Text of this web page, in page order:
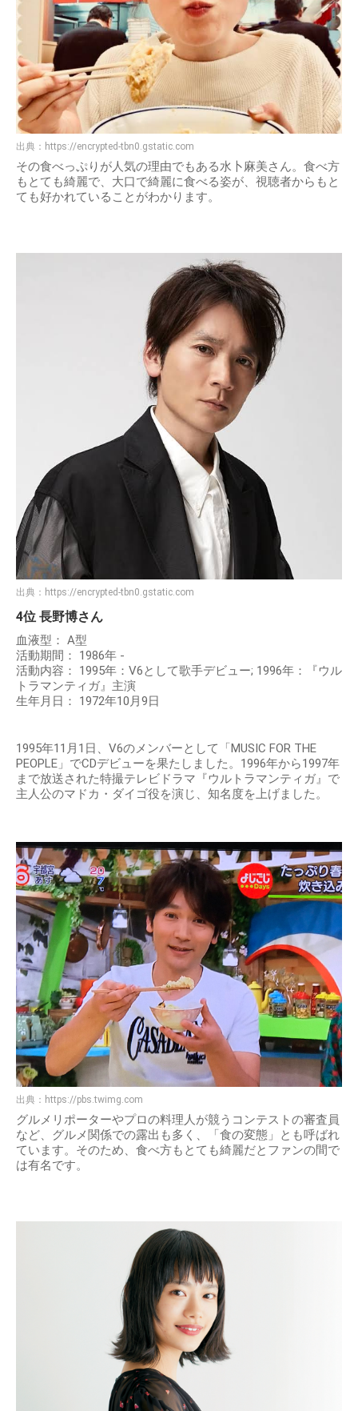
出典： https://encrypted-tbn0.gstatic.com
その食べっぷりが人気の理由でもある水卜麻美さん。食べ方
もとても綺麗で、大口で綺麗に食べる姿が、視聴者からもと
ても好かれていることがわかります。
出典： https://encrypted-tbn0.gstatic.com
4位 長野博さん
血液型： A型
活動期間： 1986年 -
活動内容： 1995年：V6として歌手デビュー; 1996年：『ウル
トラマンティガ』主演
生年月日： 1972年10月9日
1995年11月1日、V6のメンバーとして「MUSIC FOR THE
PEOPLE」でCDデビューを果たしました。1996年から1997年
まで放送された特撮テレビドラマ『ウルトラマンティガ』で
主人公のマドカ・ダイゴ役を演じ、知名度を上げました。
出典： https://pbs.twimg.com
グルメリポーターやプロの料理人が競うコンテストの審査員
など、グルメ関係での露出も多く、「食の変態」とも呼ばれ
ています。そのため、食べ方もとても綺麗だとファンの間で
は有名です。